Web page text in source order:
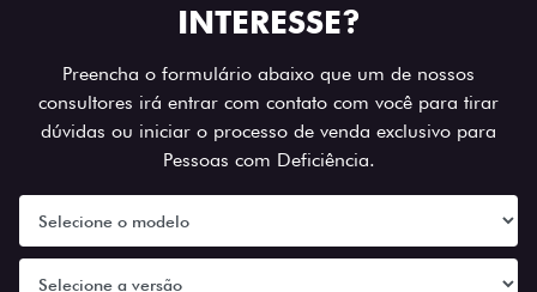
INTERESSE?
Preencha o formulário abaixo que um de nossos
consultores irá entrar com contato com você para tirar
dúvidas ou iniciar o processo de venda exclusivo para
Pessoas com Deficiência.